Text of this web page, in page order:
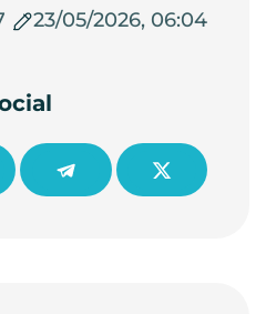
23/05/2026, 06:04